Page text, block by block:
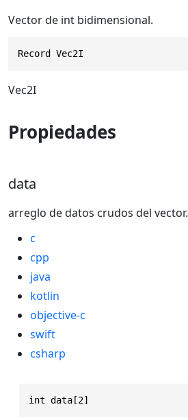
Vector de int bidimensional.
Record Vec2I
Vec2I
Propiedades
data
arreglo de datos crudos del vector.
c
cpp
java
kotlin
objective-c
swift
csharp
int data[2]